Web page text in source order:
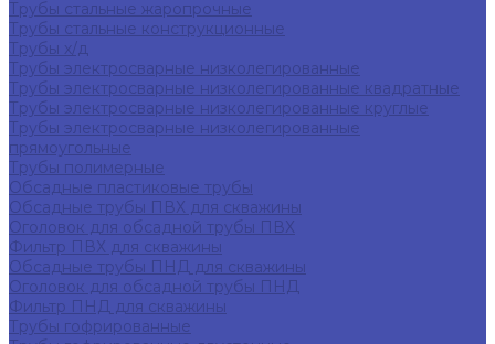
Трубы стальные жаропрочные
Трубы стальные конструкционные
Трубы х/д
Трубы электросварные низколегированные
Трубы электросварные низколегированные квадратные
Трубы электросварные низколегированные круглые
Трубы электросварные низколегированные
прямоугольные
Трубы полимерные
Обсадные пластиковые трубы
Обсадные трубы ПВХ для скважины
Оголовок для обсадной трубы ПВХ
Фильтр ПВХ для скважины
Обсадные трубы ПНД для скважины
Оголовок для обсадной трубы ПНД
Фильтр ПНД для скважины
Трубы гофрированные